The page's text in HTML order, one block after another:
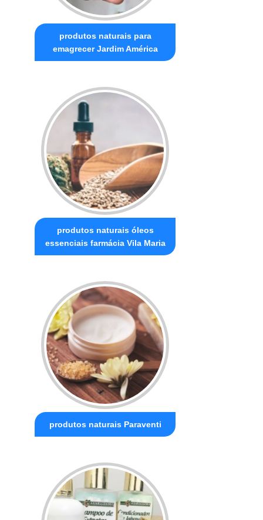
produtos naturais para
emagrecer Jardim América
produtos naturais óleos
essenciais farmácia Vila Maria
produtos naturais Paraventi